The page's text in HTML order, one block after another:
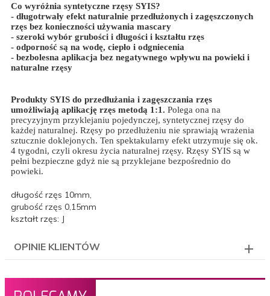
Co wyróżnia syntetyczne rzęsy SYIS?
- długotrwały efekt naturalnie przedłużonych i zagęszczonych
rzęs bez konieczności używania mascary
- szeroki wybór grubości i długości i kształtu rzęs
- odporność są na wodę, ciepło i odgniecenia
- bezbolesna aplikacja bez negatywnego wpływu na powieki i
naturalne rzęsy
Produkty SYIS do przedłużania i zagęszczania rzęs
umożliwiają aplikację rzęs metodą 1:1. Polega ona na
precyzyjnym przyklejaniu pojedynczej, syntetycznej rzęsy do
każdej naturalnej. Rzęsy po przedłużeniu nie sprawiają wrażenia
sztucznie doklejonych. Ten spektakularny efekt utrzymuje się ok.
4 tygodni, czyli okresu życia naturalnej rzęsy. Rzęsy SYIS są w
pełni bezpieczne gdyż nie są przyklejane bezpośrednio do
powieki.
długość rzęs 10mm,
grubość rzęs 0,15mm
kształt rzęs: J
OPINIE KLIENTÓW